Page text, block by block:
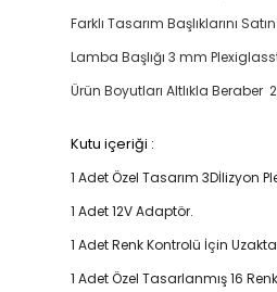
Farklı Tasarım Başlıklarını
Lamba Başlığı 3 mm
Ürün Boyutları Altlıkla Beraber
Kutu içeriği :
1 Adet Özel Tasarım 3Dİlizyon
1 Adet 12V Adaptör.
1 Adet Renk Kontrolü İçin
1 Adet Özel Tasarlanmış 16